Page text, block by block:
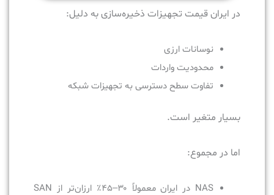
در ایران قیمت تجهیزات ذخیره‌سازی به دلیل:
نوسانات ارزی
محدودیت واردات
تفاوت سطح دسترسی به تجهیزات شبکه
بسیار متغیر است.
اما در مجموع:
NAS در ایران معمولاً ۳۰–۴۵٪ ارزان‌تر از SAN